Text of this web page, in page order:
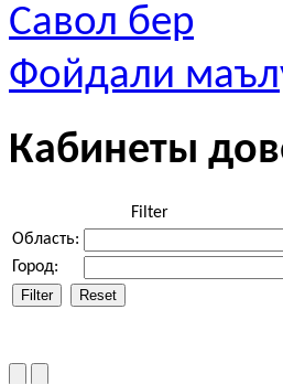
Савол бер
Фойдали
Кабинеты
Filter
Область:
Город: